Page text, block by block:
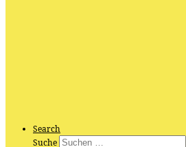
Search
Suche